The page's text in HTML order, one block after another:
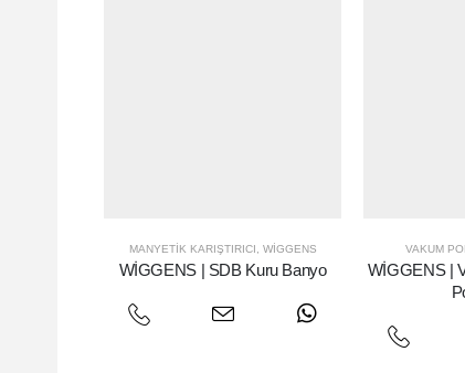
MANYETIK KARIŞTIRICI, WIGGENS
WİGGENS | SDB Kuru Banyo
VAKUM
WİGGENS |